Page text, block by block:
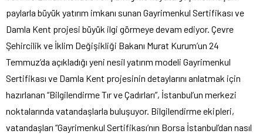
paylarla büyük yatırım imkanı sunan Gayrimenkul Sertifikası ve
Damla Kent projesi büyük ilgi görmeye devam ediyor. Çevre
Şehircilik ve İklim Değişikliği Bakanı Murat Kurum’un 24
Temmuz’da açıkladığı yeni nesil yatırım modeli Gayrimenkul
Sertifikası ve Damla Kent projesinin detaylarını anlatmak için
hazırlanan “Bilgilendirme Tır ve Çadırları”, İstanbul’un merkezi
noktalarında vatandaşlarla buluşuyor. Bilgilendirme ekipleri,
vatandaşları “Gayrimenkul Sertifikası’nın Borsa İstanbul’dan nasıl